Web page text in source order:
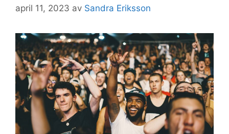
april 11, 2023 av Sandra Eriksson